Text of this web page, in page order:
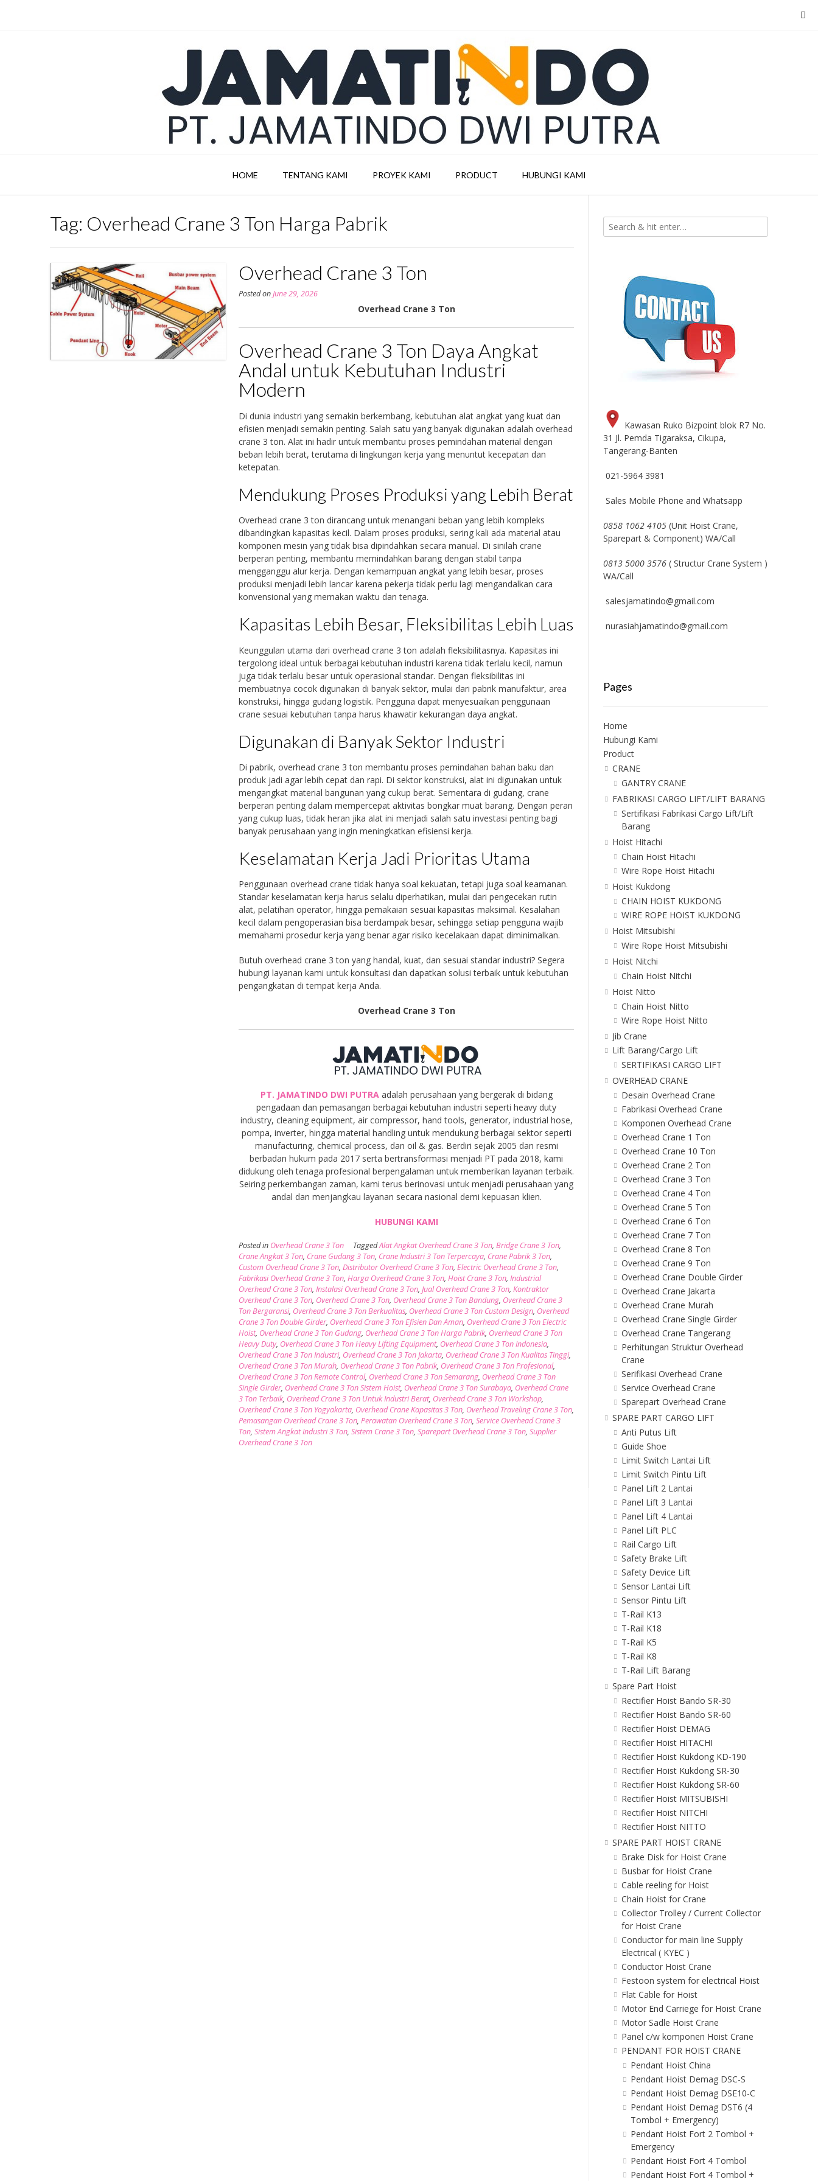
HOME TENTANG KAMI PROYEK KAMI PRODUCT HUBUNGI KAMI
Tag: Overhead Crane 3 Ton Harga Pabrik
Overhead Crane 3 Ton
Posted onJune 29, 2026
Overhead Crane 3 Ton
Overhead Crane 3 Ton Daya Angkat
Andal untuk Kebutuhan Industri
Modern
Di dunia industri yang semakin berkembang, kebutuhan alat angkat yang kuat dan
efisien menjadi semakin penting. Salah satu yang banyak digunakan adalah overhead
crane 3 ton. Alat ini hadir untuk membantu proses pemindahan material dengan
beban lebih berat, terutama di lingkungan kerja yang menuntut kecepatan dan
ketepatan.
Mendukung Proses Produksi yang Lebih Berat
Overhead crane 3 ton dirancang untuk menangani beban yang lebih kompleks
dibandingkan kapasitas kecil. Dalam proses produksi, sering kali ada material atau
komponen mesin yang tidak bisa dipindahkan secara manual. Di sinilah crane
berperan penting, membantu memindahkan barang dengan stabil tanpa
mengganggu alur kerja. Dengan kemampuan angkat yang lebih besar, proses
produksi menjadi lebih lancar karena pekerja tidak perlu lagi mengandalkan cara
konvensional yang memakan waktu dan tenaga.
Kapasitas Lebih Besar, Fleksibilitas Lebih Luas
Keunggulan utama dari overhead crane 3 ton adalah fleksibilitasnya. Kapasitas ini
tergolong ideal untuk berbagai kebutuhan industri karena tidak terlalu kecil, namun
juga tidak terlalu besar untuk operasional standar. Dengan fleksibilitas ini
membuatnya cocok digunakan di banyak sektor, mulai dari pabrik manufaktur, area
konstruksi, hingga gudang logistik. Pengguna dapat menyesuaikan penggunaan
crane sesuai kebutuhan tanpa harus khawatir kekurangan daya angkat.
Digunakan di Banyak Sektor Industri
Di pabrik, overhead crane 3 ton membantu proses pemindahan bahan baku dan
produk jadi agar lebih cepat dan rapi. Di sektor konstruksi, alat ini digunakan untuk
mengangkat material bangunan yang cukup berat. Sementara di gudang, crane
berperan penting dalam mempercepat aktivitas bongkar muat barang. Dengan peran
yang cukup luas, tidak heran jika alat ini menjadi salah satu investasi penting bagi
banyak perusahaan yang ingin meningkatkan efisiensi kerja.
Keselamatan Kerja Jadi Prioritas Utama
Penggunaan overhead crane tidak hanya soal kekuatan, tetapi juga soal keamanan.
Standar keselamatan kerja harus selalu diperhatikan, mulai dari pengecekan rutin
alat, pelatihan operator, hingga pemakaian sesuai kapasitas maksimal. Kesalahan
kecil dalam pengoperasian bisa berdampak besar, sehingga setiap pengguna wajib
memahami prosedur kerja yang benar agar risiko kecelakaan dapat diminimalkan.
Butuh overhead crane 3 ton yang handal, kuat, dan sesuai standar industri? Segera
hubungi layanan kami untuk konsultasi dan dapatkan solusi terbaik untuk kebutuhan
pengangkatan di tempat kerja Anda.
Overhead Crane 3 Ton
PT. JAMATINDO DWI PUTRAadalah perusahaan yang bergerak di bidang
pengadaan dan pemasangan berbagai kebutuhan industri seperti heavy duty
industry, cleaning equipment, air compressor, hand tools, generator, industrial hose,
pompa, inverter, hingga material handling untuk mendukung berbagai sektor seperti
manufacturing, chemical process, dan oil & gas. Berdiri sejak 2005 dan resmi
berbadan hukum pada 2017 serta bertransformasi menjadi PT pada 2018, kami
didukung oleh tenaga profesional berpengalaman untuk memberikan layanan terbaik.
Seiring perkembangan zaman, kami terus berinovasi untuk menjadi perusahaan yang
andal dan menjangkau layanan secara nasional demi kepuasan klien.
HUBUNGI KAMI
Posted in Overhead Crane 3 Ton TaggedAlat Angkat Overhead Crane 3 Ton,Bridge Crane 3 Ton,
Crane Angkat 3 Ton, Crane Gudang 3 Ton, Crane Industri 3 Ton Terpercaya, Crane Pabrik 3 Ton,
Custom Overhead Crane 3 Ton,Distributor Overhead Crane 3 Ton,Electric Overhead Crane 3 Ton,
Fabrikasi Overhead Crane 3 Ton,Harga Overhead Crane 3 Ton,Hoist Crane 3 Ton,Industrial
Overhead Crane 3 Ton,Instalasi Overhead Crane 3 Ton,Jual Overhead Crane 3 Ton,Kontraktor
Overhead Crane 3 Ton, Overhead Crane 3 Ton, Overhead Crane 3 Ton Bandung, Overhead Crane 3
Ton Bergaransi, Overhead Crane 3 Ton Berkualitas, Overhead Crane 3 Ton Custom Design, Overhead
Crane 3 Ton Double Girder, Overhead Crane 3 Ton Efisien Dan Aman, Overhead Crane 3 Ton Electric
Hoist, Overhead Crane 3 Ton Gudang, Overhead Crane 3 Ton Harga Pabrik, Overhead Crane 3 Ton
Heavy Duty, Overhead Crane 3 Ton Heavy Lifting Equipment, Overhead Crane 3 Ton Indonesia,
Overhead Crane 3 Ton Industri, Overhead Crane 3 Ton Jakarta, Overhead Crane 3 Ton Kualitas Tinggi,
Overhead Crane 3 Ton Murah, Overhead Crane 3 Ton Pabrik, Overhead Crane 3 Ton Profesional,
Overhead Crane 3 Ton Remote Control, Overhead Crane 3 Ton Semarang, Overhead Crane 3 Ton
Single Girder, Overhead Crane 3 Ton Sistem Hoist, Overhead Crane 3 Ton Surabaya, Overhead Crane
3 Ton Terbaik, Overhead Crane 3 Ton Untuk Industri Berat, Overhead Crane 3 Ton Workshop,
Overhead Crane 3 Ton Yogyakarta, Overhead Crane Kapasitas 3 Ton, Overhead Traveling Crane 3 Ton,
Pemasangan Overhead Crane 3 Ton,Perawatan Overhead Crane 3 Ton,Service Overhead Crane 3
Ton,Sistem Angkat Industri 3 Ton,Sistem Crane 3 Ton,Sparepart Overhead Crane 3 Ton,Supplier
Overhead Crane 3 Ton
Kawasan Ruko Bizpoint blok R7 No.
31 Jl. Pemda Tigaraksa, Cikupa,
Tangerang-Banten
021-5964 3981
Sales Mobile Phone and Whatsapp
0858 1062 4105(Unit Hoist Crane,
Sparepart & Component) WA/Call
0813 5000 3576( Structur Crane System )
WA/Call
salesjamatindo@gmail.com
nurasiahjamatindo@gmail.com
Pages
Home
Hubungi Kami
Product
CRANE
GANTRY CRANE
FABRIKASI CARGO LIFT/LIFT BARANG
Sertifikasi Fabrikasi Cargo Lift/Lift
Barang
Hoist Hitachi
Chain Hoist Hitachi
Wire Rope Hoist Hitachi
Hoist Kukdong
CHAIN HOIST KUKDONG
WIRE ROPE HOIST KUKDONG
Hoist Mitsubishi
Wire Rope Hoist Mitsubishi
Hoist Nitchi
Chain Hoist Nitchi
Hoist Nitto
Chain Hoist Nitto
Wire Rope Hoist Nitto
Jib Crane
Lift Barang/Cargo Lift
SERTIFIKASI CARGO LIFT
OVERHEAD CRANE
Desain Overhead Crane
Fabrikasi Overhead Crane
Komponen Overhead Crane
Overhead Crane 1 Ton
Overhead Crane 10 Ton
Overhead Crane 2 Ton
Overhead Crane 3 Ton
Overhead Crane 4 Ton
Overhead Crane 5 Ton
Overhead Crane 6 Ton
Overhead Crane 7 Ton
Overhead Crane 8 Ton
Overhead Crane 9 Ton
Overhead Crane Double Girder
Overhead Crane Jakarta
Overhead Crane Murah
Overhead Crane Single Girder
Overhead Crane Tangerang
Perhitungan Struktur Overhead
Crane
Serifikasi Overhead Crane
Service Overhead Crane
Sparepart Overhead Crane
SPARE PART CARGO LIFT
Anti Putus Lift
Guide Shoe
Limit Switch Lantai Lift
Limit Switch Pintu Lift
Panel Lift 2 Lantai
Panel Lift 3 Lantai
Panel Lift 4 Lantai
Panel Lift PLC
Rail Cargo Lift
Safety Brake Lift
Safety Device Lift
Sensor Lantai Lift
Sensor Pintu Lift
T-Rail K13
T-Rail K18
T-Rail K5
T-Rail K8
T-Rail Lift Barang
Spare Part Hoist
Rectifier Hoist Bando SR-30
Rectifier Hoist Bando SR-60
Rectifier Hoist DEMAG
Rectifier Hoist HITACHI
Rectifier Hoist Kukdong KD-190
Rectifier Hoist Kukdong SR-30
Rectifier Hoist Kukdong SR-60
Rectifier Hoist MITSUBISHI
Rectifier Hoist NITCHI
Rectifier Hoist NITTO
SPARE PART HOIST CRANE
Brake Disk for Hoist Crane
Busbar for Hoist Crane
Cable reeling for Hoist
Chain Hoist for Crane
Collector Trolley / Current Collector
for Hoist Crane
Conductor for main line Supply
Electrical ( KYEC )
Conductor Hoist Crane
Festoon system for electrical Hoist
Flat Cable for Hoist
Motor End Carriege for Hoist Crane
Motor Sadle Hoist Crane
Panel c/w komponen Hoist Crane
PENDANT FOR HOIST CRANE
Pendant Hoist China
Pendant Hoist Demag DSC-S
Pendant Hoist Demag DSE10-C
Pendant Hoist Demag DST6 (4
Tombol + Emergency)
Pendant Hoist Fort 2 Tombol +
Emergency
Pendant Hoist Fort 4 Tombol
Pendant Hoist Fort 4 Tombol +